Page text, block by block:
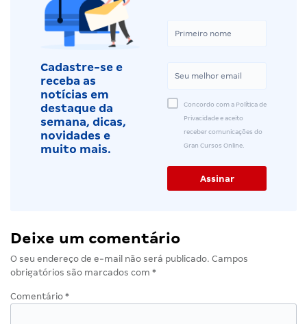
Cadastre-se e
receba as
notícias em
destaque da
semana, dicas,
novidades e
muito mais.
Concordo com a Política de
Privacidade e aceito
receber comunicações do
Gran Cursos Online.
Deixe um comentário
O seu endereço de e-mail não será publicado. Campos
obrigatórios são marcados com *
Comentário *